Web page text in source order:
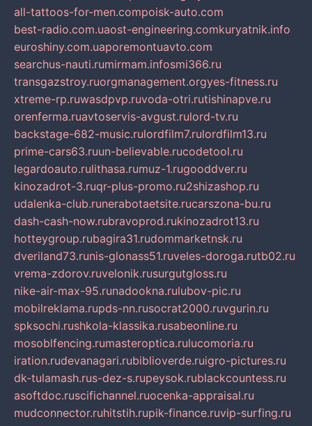
all-tattoos-for-men.compoisk-auto.com
best-radio.com.uaost-engineering.comkuryatnik.info
euroshiny.com.uaporemontuavto.com
searchus-nauti.rumirmam.infosmi366.ru
transgazstroy.ruorgmanagement.orgyes-fitness.ru
xtreme-rp.ruwasdpvp.ruvoda-otri.rutishinapve.ru
orenferma.ruavtoservis-avgust.rulord-tv.ru
backstage-682-music.rulordfilm7.rulordfilm13.ru
prime-cars63.ruun-believable.rucodetool.ru
legardoauto.rulithasa.rumuz-1.rugooddver.ru
kinozadrot-3.ruqr-plus-promo.ru2shizashop.ru
udalenka-club.runerabotaetsite.rucarszona-bu.ru
dash-cash-now.rubravoprod.rukinozadrot13.ru
hotteygroup.rubagira31.rudommarketnsk.ru
dveriland73.runis-glonass51.ruveles-doroga.rutb02.ru
vrema-zdorov.ruvelonik.rusurgutgloss.ru
nike-air-max-95.runadookna.rulubov-pic.ru
mobilreklama.rupds-nn.rusocrat2000.ruvgurin.ru
spksochi.rushkola-klassika.rusabeonline.ru
mosoblfencing.rumasteroptica.rulucomoria.ru
iration.rudevanagari.rubiblioverde.ruigro-pictures.ru
dk-tulamash.rus-dez-s.rupeysok.rublackcountess.ru
asoftdoc.ruscifichannel.ruocenka-appraisal.ru
mudconnector.ruhitstih.rupik-finance.ruvip-surfing.ru